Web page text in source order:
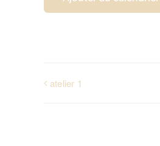
atelier 1